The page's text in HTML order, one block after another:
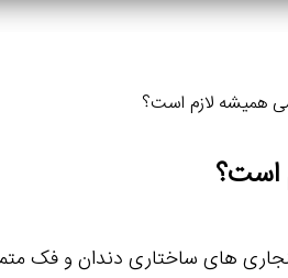
همیشه لازم است؟
است؟
های ساختاری دندان و فک